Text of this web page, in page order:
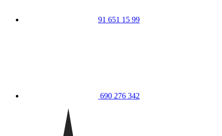
91 651 15 99
690 276 342